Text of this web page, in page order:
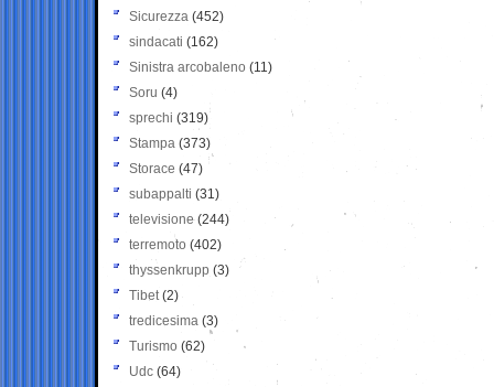
Sicurezza (452)
sindacati (162)
Sinistra arcobaleno (11)
Soru (4)
sprechi (319)
Stampa (373)
Storace (47)
subappalti (31)
televisione(244)
terremoto (402)
thyssenkrupp (3)
Tibet(2)
tredicesima (3)
Turismo (62)
Udc (64)